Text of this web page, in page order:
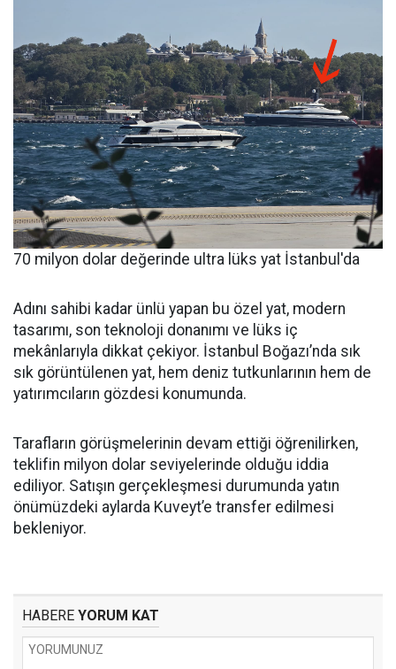
70 milyon dolar değerinde ultra lüks yat İstanbul'da
Adını sahibi kadar ünlü yapan bu özel yat, modern
tasarımı, son teknoloji donanımı ve lüks iç
mekânlarıyla dikkat çekiyor. İstanbul Boğazı’nda sık
sık görüntülenen yat, hem deniz tutkunlarının hem de
yatırımcıların gözdesi konumunda.
Tarafların görüşmelerinin devam ettiği öğrenilirken,
teklifin milyon dolar seviyelerinde olduğu iddia
ediliyor. Satışın gerçekleşmesi durumunda yatın
önümüzdeki aylarda Kuveyt’e transfer edilmesi
bekleniyor.
HABERE YORUM KAT